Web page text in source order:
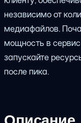
независимо от
медиафайлов.
мощность в
запускайте
после пика.